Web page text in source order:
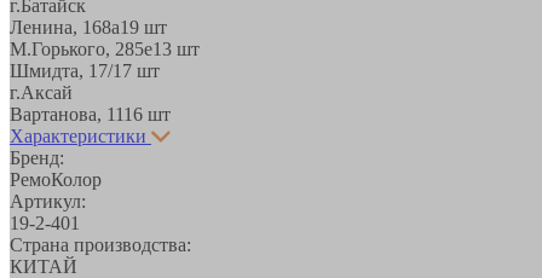
г.Батайск
Ленина, 168а19 шт
М.Горького, 285е13 шт
Шмидта, 17/1 7 шт
г.Аксай
Вартанова, 1116 шт
Характеристики
Бренд:
РемоКолор
Артикул:
19-2-401
Страна производства:
КИТАЙ